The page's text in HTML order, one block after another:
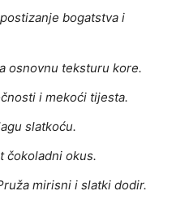
bogatstva i
osnovnu teksturu kore.
i mekoći tijesta.
slatkoću.
čokoladni okus.
mirisni i slatki dodir.